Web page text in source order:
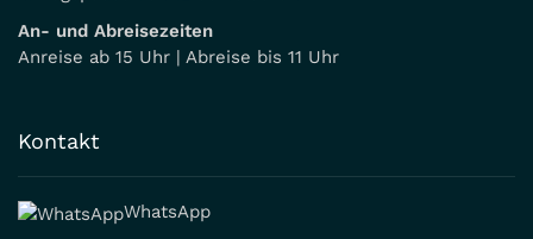
An- und Abreisezeiten
Anreise ab 15 Uhr | Abreise bis 11 Uhr
Kontakt
WhatsApp